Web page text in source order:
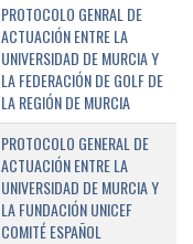
PROTOCOLO GENRAL DE
ACTUACIÓN ENTRE LA
UNIVERSIDAD DE MURCIA Y
LA FEDERACIÓN DE GOLF DE
LA REGIÓN DE MURCIA
PROTOCOLO GENERAL DE
ACTUACIÓN ENTRE LA
UNIVERSIDAD DE MURCIA Y
LA FUNDACIÓN UNICEF
COMITÉ ESPAÑOL